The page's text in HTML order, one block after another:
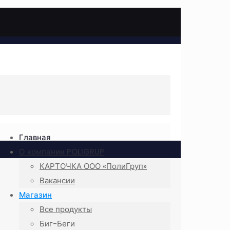
Главная
О компании POLIGRUP
КАРТОЧКА ООО «ПолиГруп»
Вакансии
Магазин
Все продукты
Биг-Беги